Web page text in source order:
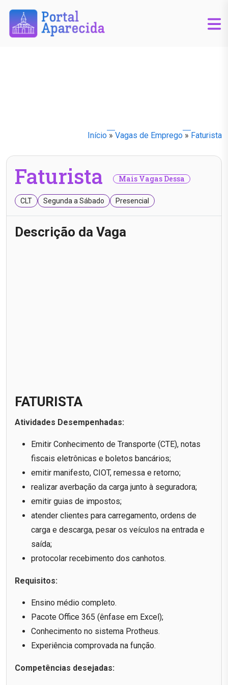
Início » Vagas de Emprego » Faturista
Faturista Mais Vagas Dessa
CLT Segunda a Sábado Presencial
Descrição da Vaga
FATURISTA
Atividades Desempenhadas:
Emitir Conhecimento de Transporte (CTE), notas
fiscais eletrônicas e boletos bancários;
emitir manifesto, CIOT, remessa e retorno;
realizar averbação da carga junto à seguradora;
emitir guias de impostos;
atender clientes para carregamento, ordens de
carga e descarga, pesar os veículos na entrada e
saída;
protocolar recebimento dos canhotos.
Requisitos:
Ensino médio completo.
Pacote Office 365 (ênfase em Excel);
Conhecimento no sistema Protheus.
Experiência comprovada na função.
Competências desejadas: